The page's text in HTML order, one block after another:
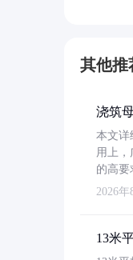
其他推
浇筑
本文详
用上，
的高要
2026年
13米